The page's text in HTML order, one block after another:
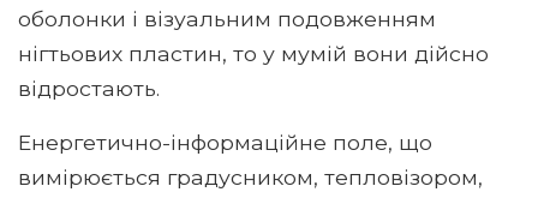
оболонки і візуальним подовженням
нігтьових пластин, то у мумій вони дійсно
відростають.
Енергетично-інформаційне поле, що
вимірюється градусником, тепловізором,